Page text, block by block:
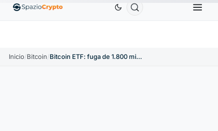
1880,58 US$↑1.90% 0,9991 US$ ↑0.00% 586,64 US$
Inicio/Bitcoin/ Bitcoin ETF: fuga de 1.800 millones, BlackRock pierde 448M en un día